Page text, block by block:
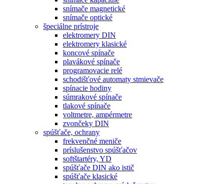
snímače magnetické
snímače optické
špeciálne prístroje
elektromery DIN
elektromery klasické
koncové spínače
plavákové spínače
programovacie relé
schodišťové automaty stmievače
spínacie hodiny
súmrakové spínače
tlakové spínače
voltmetre, ampérmetre
zvončeky DIN
spúšťače, ochrany
frekvenčné meniče
príslušenstvo spúšťačov
softštartéry, YD
spúšťače DIN ako istič
spúšťače klasické